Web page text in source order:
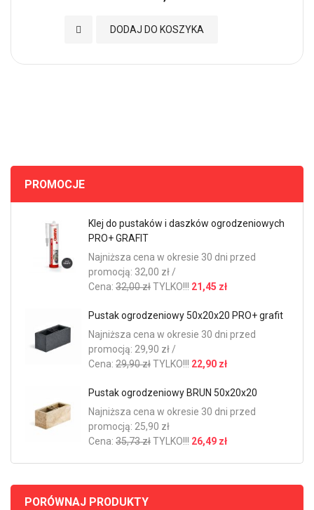
DODAJ DO KOSZYKA
Dodaj do Ulubionych
PROMOCJE
Klej do pustaków i daszków ogrodzeniowych
PRO+ GRAFIT
Najniższa cena w okresie 30 dni przed
promocją: 32,00 zł /
Cena: 32,00 złTYLKO!!! 21,45 zł
Pustak ogrodzeniowy 50x20x20 PRO+ grafit
Najniższa cena w okresie 30 dni przed
promocją: 29,90 zł /
Cena: 29,90 złTYLKO!!! 22,90 zł
Pustak ogrodzeniowy BRUN 50x20x20
Najniższa cena w okresie 30 dni przed
promocją: 25,90 zł
Cena: 35,73 złTYLKO!!! 26,49 zł
PORÓWNAJ PRODUKTY